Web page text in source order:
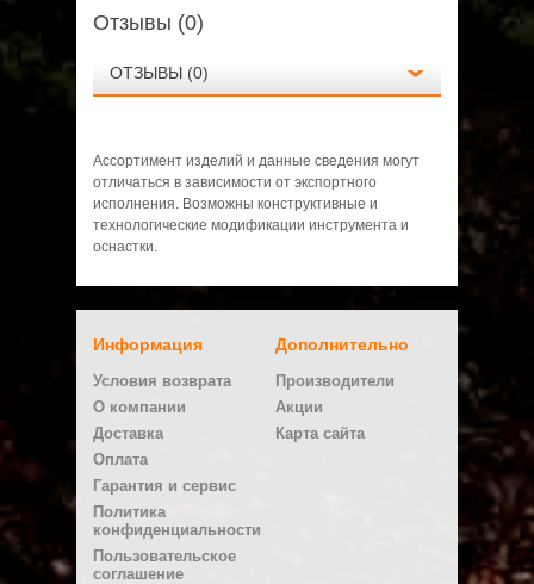
Характеристики
Вес, кг
Высота, мм
Длина, мм 241
Отзывы (0)
ОТЗЫВЫ (0)
Написать отзыв
Ваше имя:
E-mail
Плюсы
Ассортимент изделий и данные сведения могут
отличаться в зависимости от экспортного
исполнения. Возможны конструктивные и
технологические модификации инструмента и
оснастки.
Информация
Условия возврата
О компании
Доставка
Оплата
Гарантия и сервис
Политика
конфиденциальности
Пользовательское
соглашение
Дополнительно
Производители
Акции
Карта сайта